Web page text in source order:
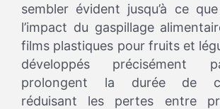
sembler évident jusqu’à ce
l’impact du gaspillage
films plastiques pour fruits et
développés précisément
prolongent la durée de
réduisant les pertes entre